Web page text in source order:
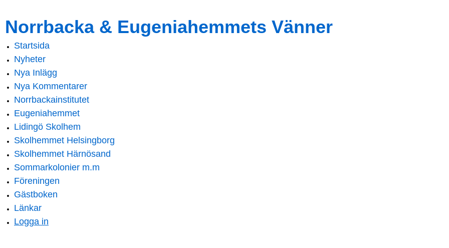
main
content
navigation
Norrbacka & Eugeniahemmets Vänner
Main menu
Startsida
Nyheter
Nya Inlägg
Nya Kommentarer
Norrbackainstitutet
Eugeniahemmet
Lidingö Skolhem
Skolhemmet Helsingborg
Skolhemmet Härnösand
Sommarkolonier m.m
Föreningen
Gästboken
Länkar
Logga in